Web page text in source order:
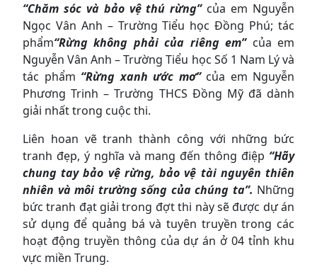
“Chăm sóc và bảo vệ thú rừng”của em Nguyễn
Ngọc Vân Anh – Trường Tiểu học Đồng Phú; tác
phẩm“Rừng không phải của riêng em”của em
Nguyễn Vân Anh – Trường Tiểu học Số 1 Nam Lý và
tác phẩm “Rừng xanh ước mơ”của em Nguyễn
Phương Trinh – Trường THCS Đồng Mỹ đã dành
giải nhất trong cuộc thi.
Liên hoan vẽ tranh thành công với những bức
tranh đẹp, ý nghĩa và mang đến thông điệp “Hãy
chung tay bảo vệ rừng, bảo vệ tài nguyên thiên
nhiên và môi trường sống của chúng ta”. Những
bức tranh đạt giải trong đợt thi này sẽ được dự án
sử dụng để quảng bá và tuyên truyền trong các
hoạt động truyền thông của dự án ở 04 tỉnh khu
vực miền Trung.